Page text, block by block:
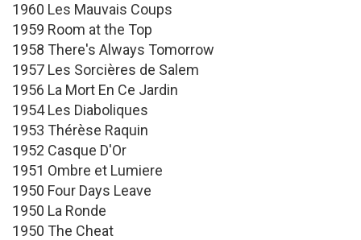
1960 Les Mauvais Coups
1959 Room at the Top
1958 There's Always Tomorrow
1957 Les Sorcières de Salem
1956 La Mort En Ce Jardin
1954 Les Diaboliques
1953 Thérèse Raquin
1952 Casque D'Or
1951 Ombre et Lumiere
1950 Four Days Leave
1950 La Ronde
1950 The Cheat